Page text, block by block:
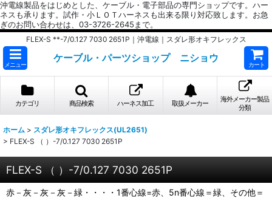
沖電線製品をはじめとした、ケーブル・電子部品の専門ショップです。ハー
ネスも承ります。試作・小ＬＯＴハーネスも出来る限り対応致します。お急
ぎのお問い合わせは、03-3726-2645まで。
FLEX-S **-7/0.127 7030 2651P｜沖電線｜スダレ形オキフレックス
メニュー
ケーブル・パーツショップ ニショウ
カート
カテゴリ 商品検索 ハーネス加工 取扱メーカー
海外メーカー製品
分類
ホーム > スダレ形オキフレックス(UL2651)
> FLEX-S （ ）-7/0.127 7030 2651P
FLEX-S （ ）-7/0.127 7030 2651P
赤－灰－灰－灰－緑・・・・1番心線=赤、5n番心線＝緑、その他＝